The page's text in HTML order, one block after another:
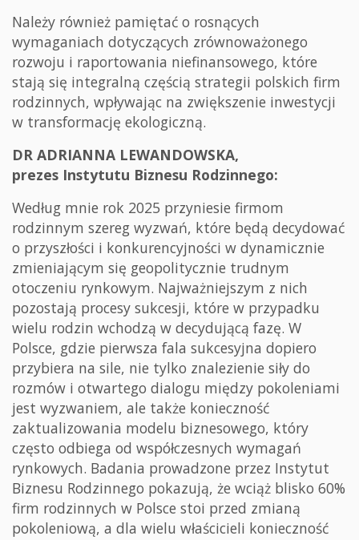
Należy również pamiętać o rosnących
wymaganiach dotyczących zrównoważonego
rozwoju i raportowania niefinansowego, które
stają się integralną częścią strategii polskich firm
rodzinnych, wpływając na zwiększenie inwestycji
w transformację ekologiczną.
DR ADRIANNA LEWANDOWSKA,
prezes Instytutu Biznesu Rodzinnego:
Według mnie rok 2025 przyniesie firmom
rodzinnym szereg wyzwań, które będą decydować
o przyszłości i konkurencyjności w dynamicznie
zmieniającym się geopolitycznie trudnym
otoczeniu rynkowym. Najważniejszym z nich
pozostają procesy sukcesji, które w przypadku
wielu rodzin wchodzą w decydującą fazę. W
Polsce, gdzie pierwsza fala sukcesyjna dopiero
przybiera na sile, nie tylko znalezienie siły do
rozmów i otwartego dialogu między pokoleniami
jest wyzwaniem, ale także konieczność
zaktualizowania modelu biznesowego, który
często odbiega od współczesnych wymagań
rynkowych. Badania prowadzone przez Instytut
Biznesu Rodzinnego pokazują, że wciąż blisko 60%
firm rodzinnych w Polsce stoi przed zmianą
pokoleniową, a dla wielu właścicieli konieczność